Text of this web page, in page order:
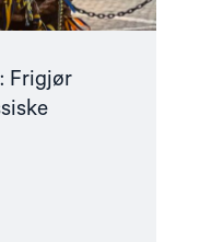
Frigjør